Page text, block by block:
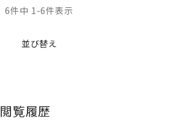
並び替え
6件中 1 -6件表示
閲覧履歴